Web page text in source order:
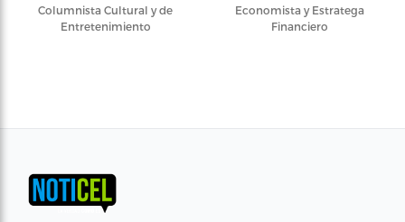
Columnista Cultural y de
Entretenimiento
Economista y Estratega
Financiero